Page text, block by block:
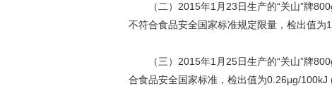
（二）2015年1月23日生产的“关山”牌
不符合食品安全国家标准规定限量，检出值为
（三）2015年1月25日生产的“关山”牌
合食品安全国家标准，检出值为0.26μg/100kJ